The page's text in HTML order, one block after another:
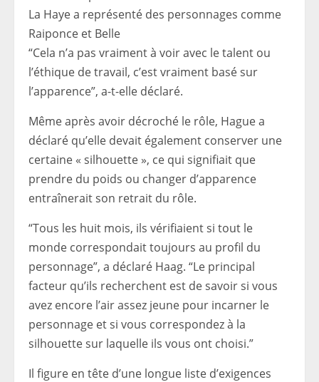
La Haye a représenté des personnages comme
Raiponce et Belle
“Cela n’a pas vraiment à voir avec le talent ou
l’éthique de travail, c’est vraiment basé sur
l’apparence”, a-t-elle déclaré.
Même après avoir décroché le rôle, Hague a
déclaré qu’elle devait également conserver une
certaine « silhouette », ce qui signifiait que
prendre du poids ou changer d’apparence
entraînerait son retrait du rôle.
“Tous les huit mois, ils vérifiaient si tout le
monde correspondait toujours au profil du
personnage”, a déclaré Haag. “Le principal
facteur qu’ils recherchent est de savoir si vous
avez encore l’air assez jeune pour incarner le
personnage et si vous correspondez à la
silhouette sur laquelle ils vous ont choisi.”
Il figure en tête d’une longue liste d’exigences